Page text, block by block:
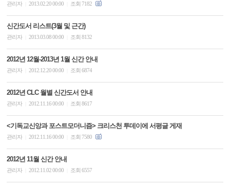
관리자 2013.02.20 00:00 조회 7182
신간도서 리스트(3월 및 근간)
관리자 2013.03.08 00:00 조회 8132
2012년 12월-2013년 1월 신간 안내
관리자 2012.12.20 00:00 조회 6874
2012년 CLC 월별 신간도서 안내
관리자 2012.11.16 00:00 조회 8617
<기독교신앙과 포스트모더니즘> 크리스천 투데이에 서평글 게재
관리자 2012.11.16 00:00 조회 7580
2012년 11월 신간 안내
관리자 2012.11.02 00:00 조회 6557